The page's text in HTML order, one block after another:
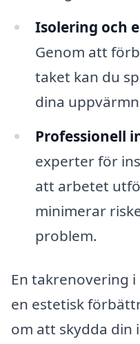
Isolering och
Genom att
taket kan du
dina
Professionell
experter för
att arbetet
minimerar
problem.
En takrenovering
en estetisk
om att skydda din